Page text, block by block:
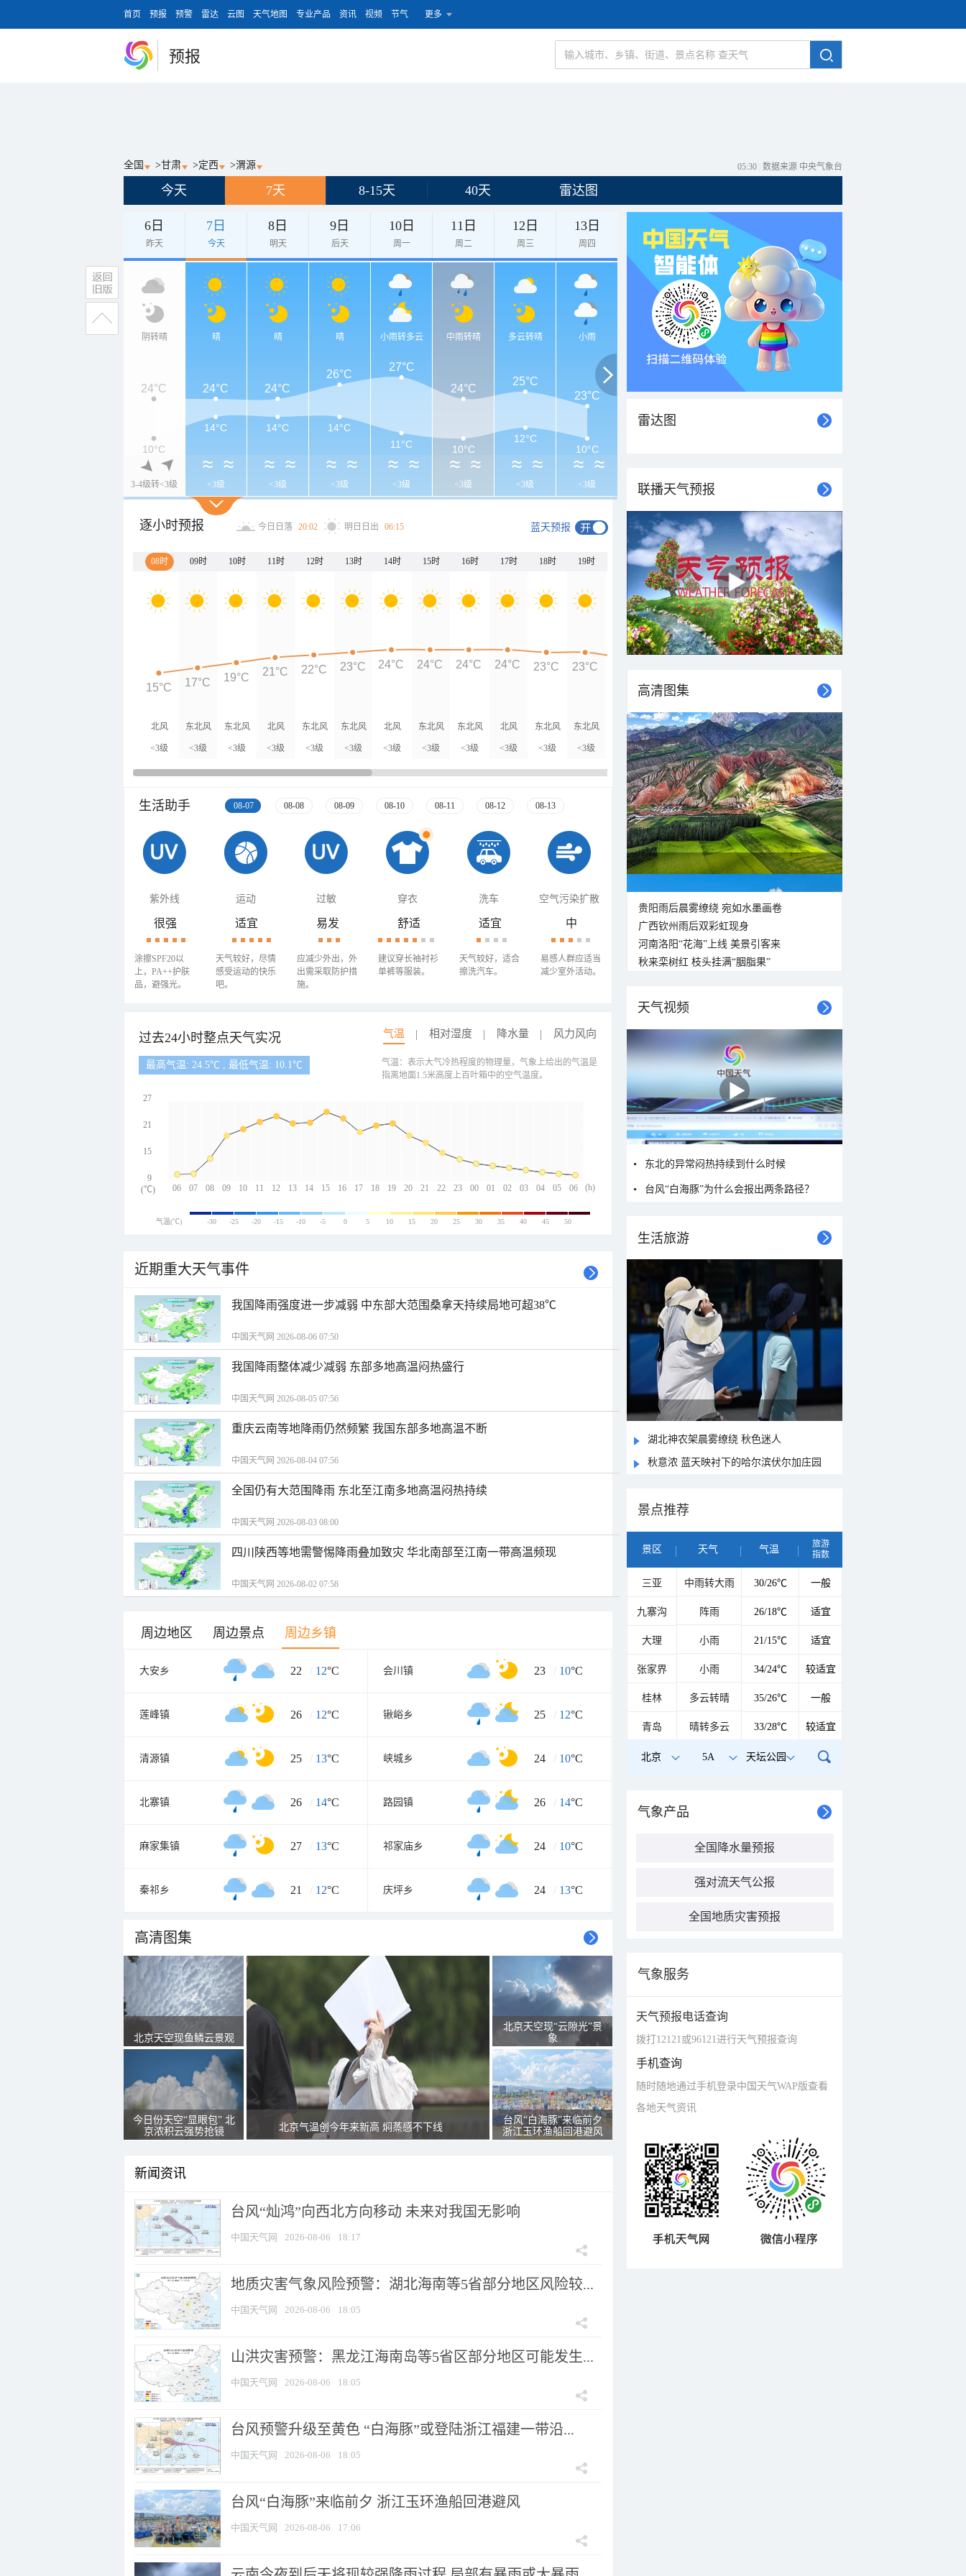
首页 预报 预警 雷达 云图 天气地图 专业产品 资讯 视频 节气 更多
预报
全国 >甘肃 >定西 >渭源 05:30 数据来源 中央气象台
今天 7天 8-15天 40天 雷达图
6日
昨天
7日
今天
8日
明天
9日
后天
10日
周一
11日
周二
12日
周三
13日
周四
阴转晴
3-4级转<3级
晴
<3级
晴
<3级
晴
<3级
小雨转多云
<3级
中雨转晴
<3级
多云转晴
<3级
小雨
<3级
24°C 24°C 24°C
26°C
27°C
24°C
25°C
23°C
10°C
14°C 14°C
14°C
11°C
10°C
12°C
10°C
逐小时预报 今日日落 20:02 明日日出 06:15 蓝天预报
08时 09时 10时 11时 12时 13时 14时 15时 16时 17时 18时 19时 20时 21时 22时 23时 00时 01时
北风
<3级
东北风
<3级
东北风
<3级
北风
<3级
东北风
<3级
东北风
<3级
北风
<3级
东北风
<3级
东北风
<3级
北风
<3级
东北风
<3级
东北风
<3级
北风
<3级
东北风
<3级
东北风
<3级
北风
<3级
东北风
<3级
东北风
<3级
15°C 17°C 19°C 21°C 22°C 23°C 24°C 24°C 24°C 24°C 23°C 23°C
16°C
生活助手 08-07 08-08 08-09 08-10 08-11 08-12 08-13
紫外线 运动 过敏 穿衣 洗车 空气污染扩散
很强
涂擦SPF20以
上，PA++护肤
品，避强光。
适宜
天气较好，尽情
感受运动的快乐
吧。
易发
应减少外出，外
出需采取防护措
施。
舒适
建议穿长袖衬衫
单裤等服装。
适宜
天气较好，适合
擦洗汽车。
中
易感人群应适当
减少室外活动。
过去24小时整点天气实况 气温 相对湿度 降水量 风力风向
最高气温: 24.5℃ , 最低气温: 10.1℃
06 07 08 09 10 11 12 13 14 15 16 17 18 19 20 21 22 23 00 01 02 03 04 05 06
27
21
15
9
(h)
(℃)
气温：表示大气冷热程度的物理量，气象上给出的气温是
指离地面1.5米高度上百叶箱中的空气温度。
气温(℃) -30 -25 -20 -15 -10 -5 0 5 10 15 20 25 30 35 40 45 50
近期重大天气事件
我国降雨强度进一步减弱 中东部大范围桑拿天持续局地可超38℃
中国天气网 2026-08-06 07:50
我国降雨整体减少减弱 东部多地高温闷热盛行
中国天气网 2026-08-05 07:56
重庆云南等地降雨仍然频繁 我国东部多地高温不断
中国天气网 2026-08-04 07:56
全国仍有大范围降雨 东北至江南多地高温闷热持续
中国天气网 2026-08-03 08:00
四川陕西等地需警惕降雨叠加致灾 华北南部至江南一带高温频现
中国天气网 2026-08-02 07:58
周边地区 周边景点 周边乡镇
大安乡 22 / 12°C 会川镇 23 / 10°C
莲峰镇 26 / 12°C 锹峪乡 25 / 12°C
清源镇 25 / 13°C 峡城乡 24 / 10°C
北寨镇 26 / 14°C 路园镇 26 / 14°C
麻家集镇 27 / 13°C 祁家庙乡 24 / 10°C
秦祁乡 21 / 12°C 庆坪乡 24 / 13°C
高清图集
北京天空现鱼鳞云景观
今日份天空“显眼包” 北
京浓积云强势抢镜
北京气温创今年来新高 焖蒸感不下线
北京天空现“云隙光”景
象
台风“白海豚”来临前夕
浙江玉环渔船回港避风
新闻资讯
台风“灿鸿”向西北方向移动 未来对我国无影响
中国天气网 2026-08-06 18:17
地质灾害气象风险预警：湖北海南等5省部分地区风险较...
中国天气网 2026-08-06 18:05
山洪灾害预警：黑龙江海南岛等5省区部分地区可能发生...
中国天气网 2026-08-06 18:05
台风预警升级至黄色 “白海豚”或登陆浙江福建一带沿...
中国天气网 2026-08-06 18:05
台风“白海豚”来临前夕 浙江玉环渔船回港避风
中国天气网 2026-08-06 17:06
雷达图
联播天气预报
高清图集
贵阳雨后晨雾缭绕 宛如水墨画卷
广西钦州雨后双彩虹现身
河南洛阳“花海”上线 美景引客来
秋来栾树红 枝头挂满“胭脂果”
天气视频
东北的异常闷热持续到什么时候
台风“白海豚”为什么会报出两条路径？
生活旅游
湖北神农架晨雾缭绕 秋色迷人
秋意浓 蓝天映衬下的哈尔滨伏尔加庄园
景点推荐
景区 天气 气温
旅游
指数
三亚 中雨转大雨 30/26℃ 一般
九寨沟 阵雨 26/18℃ 适宜
大理 小雨 21/15℃ 适宜
张家界 小雨 34/24℃ 较适宜
桂林 多云转晴 35/26℃ 一般
青岛 晴转多云 33/28℃ 较适宜
北京 5A 天坛公园
气象产品
全国降水量预报
强对流天气公报
全国地质灾害预报
气象服务
天气预报电话查询
拨打12121或96121进行天气预报查询
手机查询
随时随地通过手机登录中国天气WAP版查看
各地天气资讯